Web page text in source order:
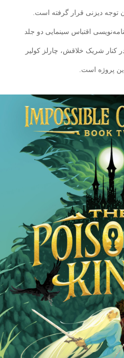
دیزنی قرار گرفته است.
اقتباس سینمایی دو جلد
شریک خلاقش، چارلز کولیر